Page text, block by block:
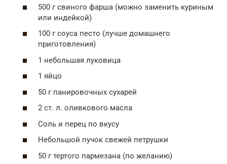
500 г свиного фарша (можно заменить куриным
или индейкой)
100 г соуса песто (лучше домашнего
приготовления)
1 небольшая луковица
1 яйцо
50 г панировочных сухарей
2 ст. л. оливкового масла
Соль и перец по вкусу
Небольшой пучок свежей петрушки
50 г тертого пармезана (по желанию)